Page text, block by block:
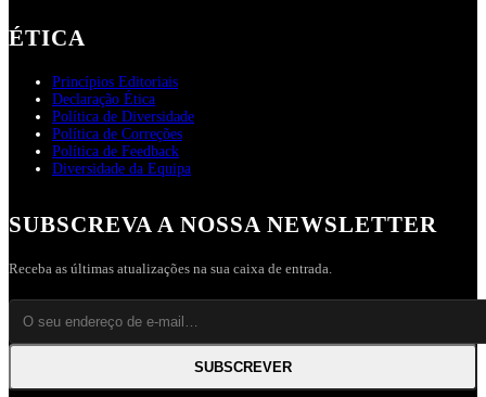
ÉTICA
Princípios Editoriais
Declaração Ética
Política de Diversidade
Política de Correções
Política de Feedback
Diversidade da Equipa
SUBSCREVA A NOSSA NEWSLETTER
Receba as últimas atualizações na sua caixa de entrada.
SUBSCREVER